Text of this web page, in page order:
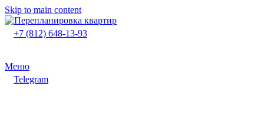
Skip to main content
+7 (812) 648-13-93
Меню
Telegram